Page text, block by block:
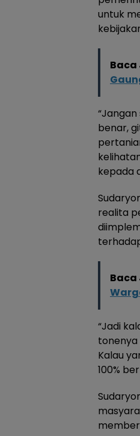
untuk
Baca
benar,
kepada
realita
Baca
“Jadi
tonenya
Kalau
100%